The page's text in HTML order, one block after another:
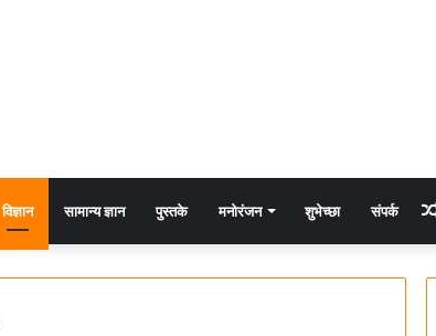
विज्ञान सामान्य ज्ञान पुस्तके मनोरंजन शुभेच्छा संपर्क